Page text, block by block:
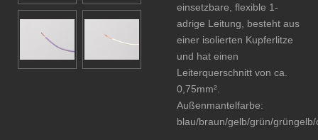
einsetzbare, flexible 1-
adrige Leitung, besteht aus
einer isolierten Kupferlitze
und hat einen
Leiterquerschnitt von ca.
0,75mm².
Außenmantelfarbe:
blau/braun/gelb/grün/